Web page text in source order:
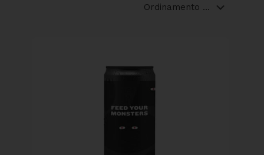
profonde, corpo pieno e complessità aromatica.
Stout più robuste e alcoliche, ogni ricetta nasce per
gestione delle tostature, dell’equilibrio tra dolcezza
elementi centrali nel nostro approccio produttivo.